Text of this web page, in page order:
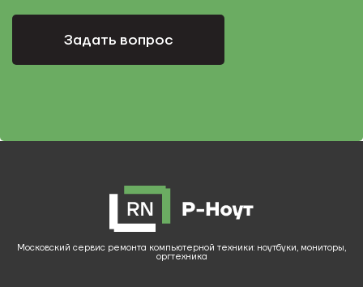
Задать вопрос
Московский сервис ремонта компьютерной техники: ноутбуки, мониторы,
оргтехника